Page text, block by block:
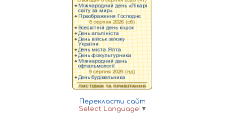
Перекласти сайт
Select Language ▼